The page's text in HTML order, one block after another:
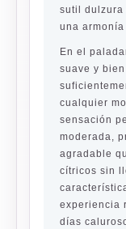
sutil dulzura
una
En el
suave y
cualquier
sensación
moderada,
agradable
cítricos sin
experiencia
días